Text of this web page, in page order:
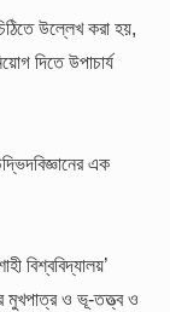
উল্লেখ করা হয়,
দিতে উপাচার্য
এক
বিশ্ববিদ্যালয়’
মুখপাত্র ও ভূ-তত্ত্ব ও